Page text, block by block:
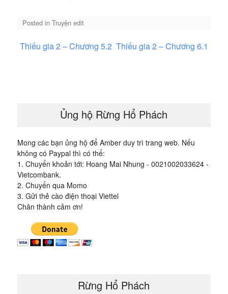
Posted in Truyện edit
Điều
Thiếu gia 2 – Chương 5.2 Thiếu gia 2 – Chương 6.1
Ủng hộ Rừng Hổ Phách
Mong các bạn ủng hộ để Amber duy trì trang web. Nếu
không có Paypal thì có thể:
1. Chuyển khoản tới: Hoang Mai Nhung - 0021002033624 -
Vietcombank.
2. Chuyển qua Momo
3. Gửi thẻ cào điện thoại Viettel
Chân thành cảm ơn!
Rừng Hổ Phách